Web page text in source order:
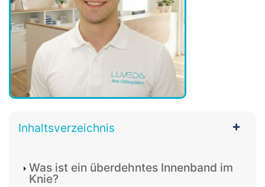
Inhaltsverzeichnis
Was ist ein überdehntes Innenband im
Knie?